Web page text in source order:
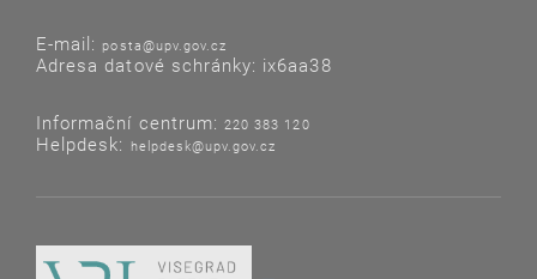
E-mail: posta@upv.gov.cz
Adresa datové schránky: ix6aa38
Informační centrum: 220 383 120
Helpdesk: helpdesk@upv.gov.cz